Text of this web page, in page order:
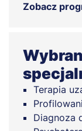
Zobacz
Terapia
Diagnoza